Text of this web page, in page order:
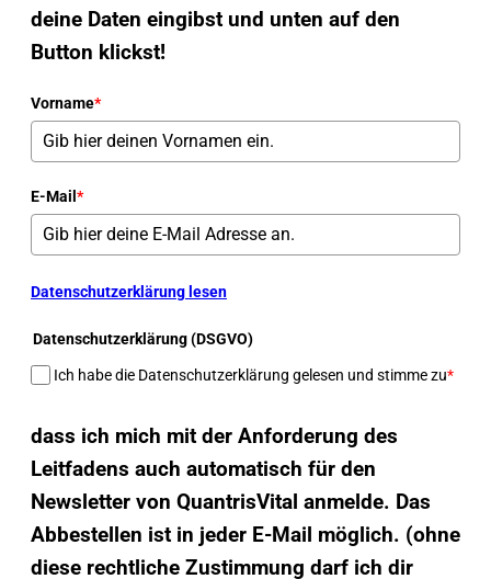
deine Daten eingibst und unten auf den
Button klickst!
Vorname*
E-Mail *
Datenschutzerklärung lesen
Datenschutzerklärung (DSGVO)
Ich habe die Datenschutzerklärung gelesen und stimme zu*
dass ich mich mit der Anforderung des
Leitfadens auch automatisch für den
Newsletter von QuantrisVital anmelde. Das
Abbestellen ist in jeder E-Mail möglich. (ohne
diese rechtliche Zustimmung darf ich dir